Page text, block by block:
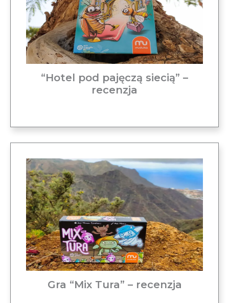
“Hotel pod pajęczą siecią” –
recenzja
Gra “Mix Tura” – recenzja